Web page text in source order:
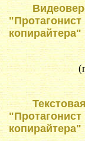
"Протагонист
копирайтера"
"Протагонист
копирайтера"